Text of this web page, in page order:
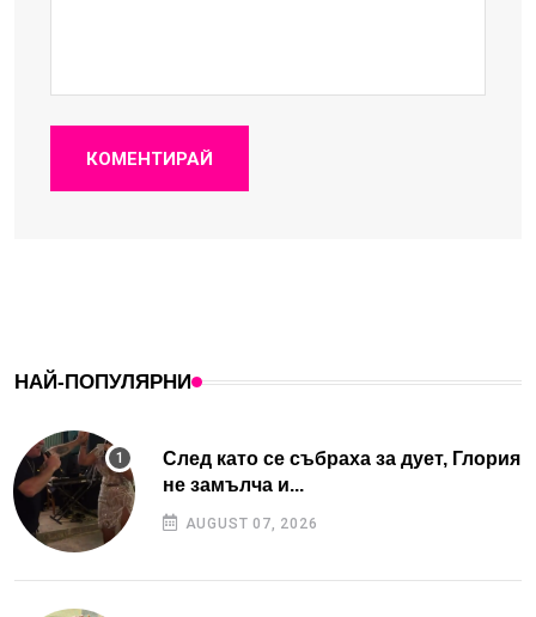
КОМЕНТИРАЙ
НАЙ-ПОПУЛЯРНИ
След като се събраха за дует, Глория
не замълча и...
AUGUST 07, 2026